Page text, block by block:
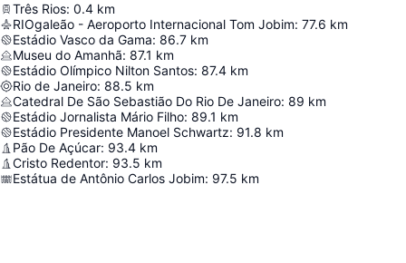
Três Rios: 0.4 km
RIOgaleão - Aeroporto Internacional Tom Jobim: 77.6 km
Estádio Vasco da Gama: 86.7 km
Museu do Amanhã: 87.1 km
Estádio Olímpico Nilton Santos: 87.4 km
Rio de Janeiro: 88.5 km
Catedral De São Sebastião Do Rio De Janeiro: 89 km
Estádio Jornalista Mário Filho: 89.1 km
Estádio Presidente Manoel Schwartz: 91.8 km
Pão De Açúcar: 93.4 km
Cristo Redentor: 93.5 km
Estátua de Antônio Carlos Jobim: 97.5 km